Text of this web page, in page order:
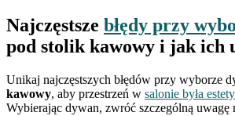
Najczęstsze błędy przy
pod stolik kawowy i jak ich
Unikaj najczęstszych błędów przy wyborze
kawowy, aby przestrzeń w salonie była
Wybierając dywan, zwróć szczególną uwagę